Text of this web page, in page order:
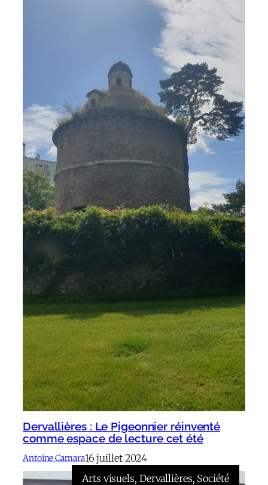
Dervallières : Le Pigeonnier réinventé
comme espace de lecture cet été
Antoine Camara16 juillet 2024
Arts visuels, Dervallières, Société